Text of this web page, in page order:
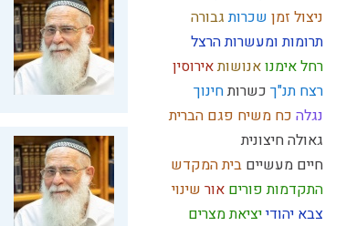
ניצול זמן שכרותגבורה
תרומות ומעשרותהרצל
רחל אימנואנושותאירוסין
רצח תנ"ך כשרותחינוך
נגלה כח משיח פגם הברית
גאולה חיצונית
חיים מעשיים בית המקדש
התקדמותפורים אור שינוי
צבא יהודייציאת מצרים